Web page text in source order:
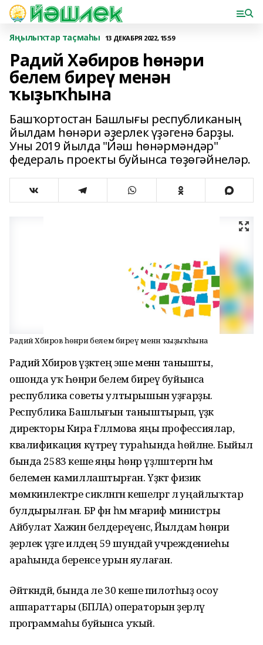
Яңылыҡтар таҫмаһы 13 ДЕКАБРЯ 2022, 15:59
Радий Хәбиров һөнәри
белем биреү менән
ҡыҙыҡһына
Башҡортостан Башлығы республиканың
йылдам һөнәри әҙерлек үҙәгенә барҙы.
Уны 2019 йылда "Йәш һөнәрмәндәр"
федераль проекты буйынса төҙөгәйнеләр.
Радий Хәбиров һөнәри белем биреү менән ҡыҙыҡһына
Радий Хәбиров үҙәктең эше менән танышты,
ошонда уҡ Һөнәри белем биреү буйынса
республика советы ултырышын уҙғарҙы.
Республика Башлығын таныштырып, үҙәк
директоры Кира Ғәлләмова яңы профессиялар,
квалификация күтәреү тураһында һөйләне. Быйыл
бында 2583 кеше яңы һөнәр үҙләштергән һәм
белемен камиллаштырған. Үҙәктә физик
мөмкинлектәре сикләнгән кешеләргә лә уңайлыҡтар
булдырылған. БР фән һәм мәғариф министры
Айбулат Хажин белдереүенсә, Йылдам һөнәри
әҙерлек үҙәге илдең 59 шундай учреждениеһы
араһында беренсе урын яулаған.
Әйткәндәй, бында әле 30 кеше пилотһыҙ осоу
аппараттары (БПЛА) операторын әҙерләү
программаһы буйынса уҡый.